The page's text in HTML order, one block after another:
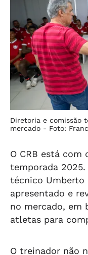
Diretoria e comissão
mercado - Foto:
O CRB está
temporada
técnico
apresentado e
no mercado, em
atletas para
O treinador não